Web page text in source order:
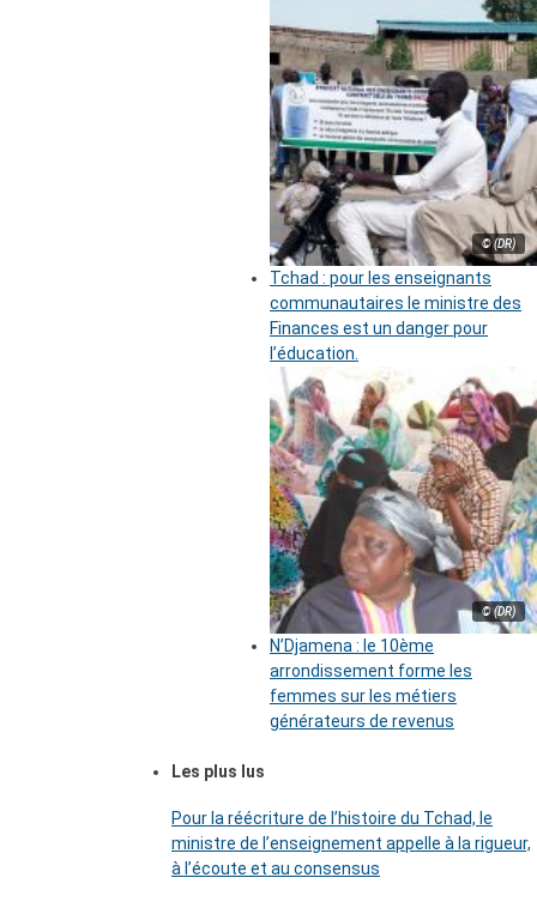
© (DR)
Tchad : pour les enseignants
communautaires le ministre des
Finances est un danger pour
l’éducation.
© (DR)
N’Djamena : le 10ème
arrondissement forme les
femmes sur les métiers
générateurs de revenus
Les plus lus
Pour la réécriture de l’histoire du Tchad, le
ministre de l’enseignement appelle à la rigueur,
à l’écoute et au consensus